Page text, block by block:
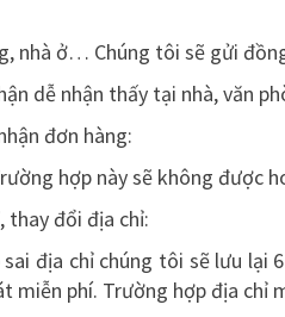
nhà ở… Chúng tôi sẽ gửi
dễ nhận thấy tại nhà, văn
đơn hàng:
hợp này sẽ không được
thay đổi địa chỉ:
địa chỉ chúng tôi sẽ lưu
miễn phí. Trường hợp địa